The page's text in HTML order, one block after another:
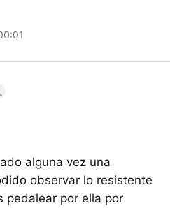
alguna vez una
observar lo resistente
pedalear por ella por